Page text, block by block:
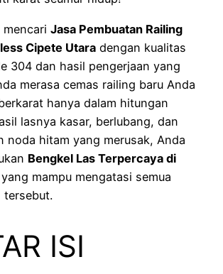
Jasa Pembuatan Railing
Cipete Utara dengan kualitas
304 dan hasil pengerjaan yang
merasa cemas railing baru Anda
hanya dalam hitungan
lasnya kasar, berlubang, dan
noda hitam yang merusak, Anda
Bengkel Las Terpercaya di
yang mampu mengatasi semua
tersebut.
ISI